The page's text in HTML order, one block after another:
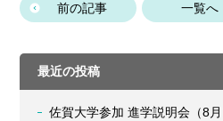
前の記事 一覧へ
最近の投稿
佐賀大学参加 進学説明会（8月